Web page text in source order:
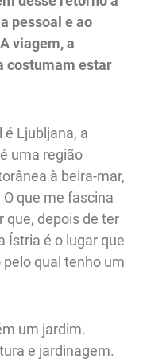
pessoal e ao
viagem, a
costumam estar
Ljubljana, a
uma região
à beira-mar,
que me fascina
que, depois de ter
Ístria é o lugar que
qual tenho um
um jardim.
e jardinagem.